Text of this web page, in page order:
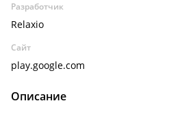
Разработчик
Relaxio
Сайт
play.google.com
Описание